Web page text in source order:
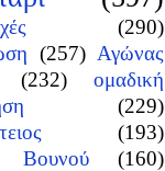
(290)
(257) Αγώνας
(232)
ομαδική
(229)
(193)
Βουνού
(160)